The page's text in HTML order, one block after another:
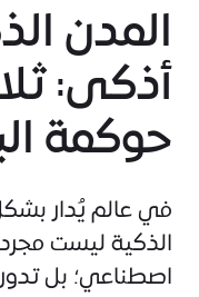
المدن
أذكى:
حوكمة
في عالم يُدار بشكل
الذكية ليست
اصطناعي؛ بل تدور